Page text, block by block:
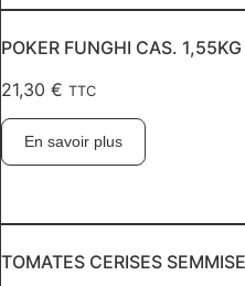
POKER FUNGHI CAS.
21,30 € TTC
En savoir plus
TOMATES CERISES